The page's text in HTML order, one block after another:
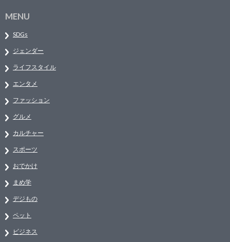
MENU
SDGs
ジェンダー
ライフスタイル
エンタメ
ファッション
グルメ
カルチャー
スポーツ
おでかけ
まめ学
デジもの
ペット
ビジネス